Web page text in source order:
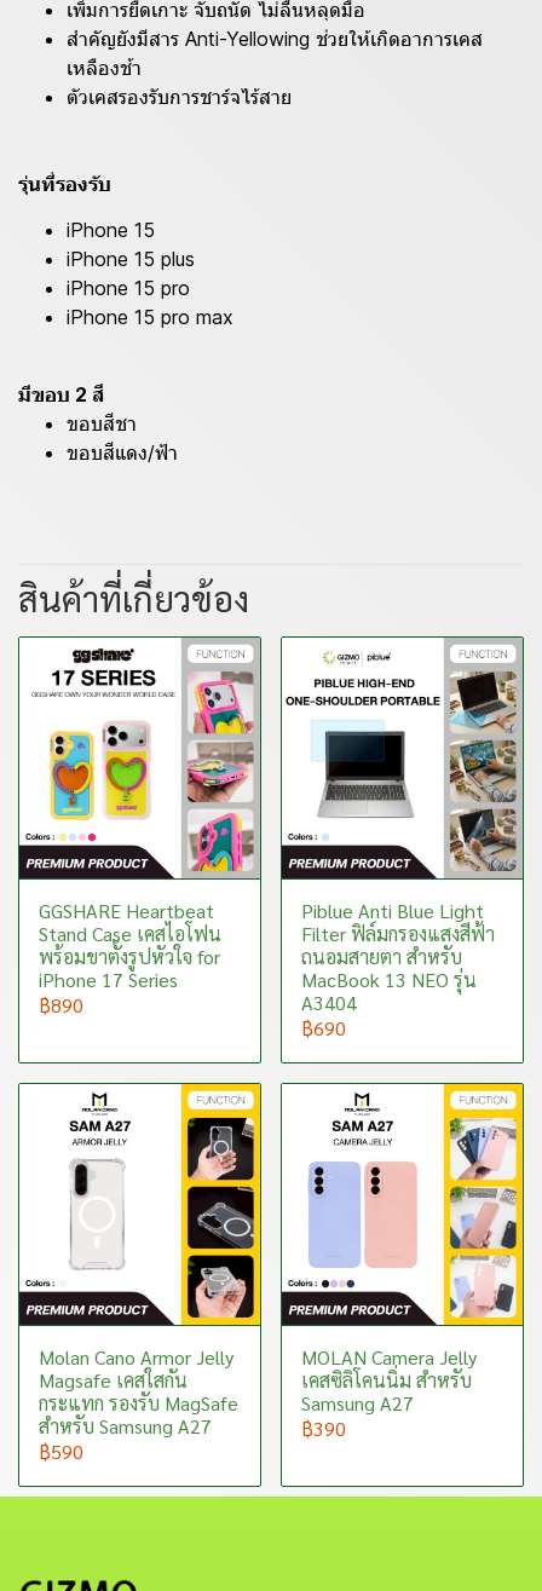
เพิ่มการยืดเกาะ จับถนัด ไม่ลื่นหลุดมือ
สำคัญยังมีสาร Anti-Yellowing ช่วยให้เกิดอาการเคส
เหลืองช้า
ตัวเคสรองรับการชาร์จไร้สาย
รุ่นที่รองรับ
iPhone 15
iPhone 15 plus
iPhone 15 pro
iPhone 15 pro max
มีขอบ 2 สี
ขอบสีชา
ขอบสีแดง/ฟ้า
สินค้าที่เกี่ยวข้อง
GGSHARE Heartbeat
Stand Case เคสไอโฟน
พร้อมขาตั้งรูปหัวใจ for
iPhone 17 Series
฿890
Piblue Anti Blue Light
Filter ฟิล์มกรองแสงสีฟ้า
ถนอมสายตา สำหรับ
MacBook 13 NEO รุ่น
A3404
฿690
Molan Cano Armor Jelly
Magsafe เคสใสกัน
กระแทก รองรับ MagSafe
สำหรับ Samsung A27
฿590
MOLAN Camera Jelly
เคสซิลิโคนนิ่ม สำหรับ
Samsung A27
฿390